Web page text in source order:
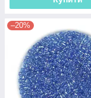
–20%